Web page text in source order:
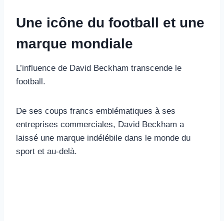
Une icône du football et une
marque mondiale
L’influence de David Beckham transcende le
football.
De ses coups francs emblématiques à ses
entreprises commerciales, David Beckham a
laissé une marque indélébile dans le monde du
sport et au-delà.